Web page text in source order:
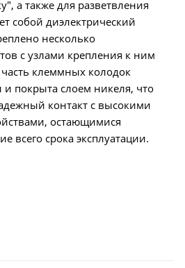
а также для разветвления
собой диэлектрический
несколько
с узлами крепления к ним
клеммных колодок
и покрыта слоем никеля, что
контакт с высокими
остающимися
всего срока эксплуатации.